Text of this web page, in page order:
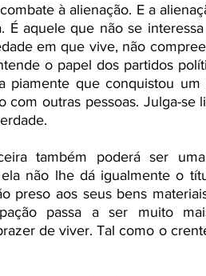
à alienação. E a
É aquele que não se
em que vive, não
o papel dos partidos
piamente que conquistou um
outras pessoas. Julga-se
também poderá ser
não lhe dá igualmente o
preso aos seus bens
passa a ser muito
de viver. Tal como o